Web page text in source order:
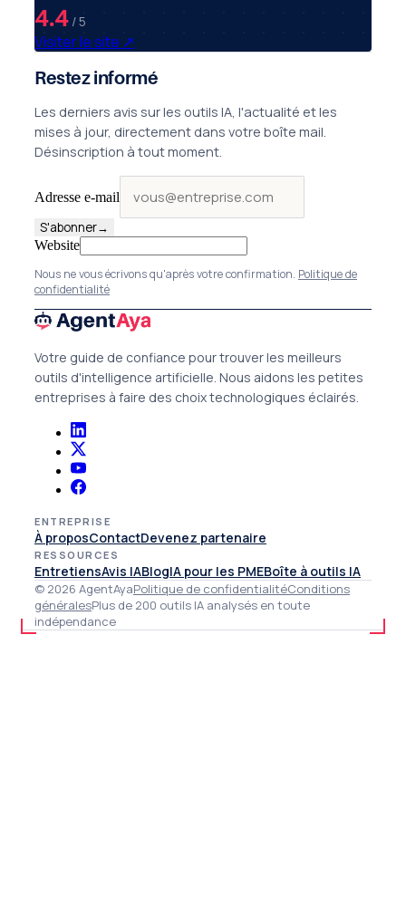
4.4 / 5
Visiter le site ↗
Restez informé
Les derniers avis sur les outils IA, l'actualité et les
mises à jour, directement dans votre boîte mail.
Désinscription à tout moment.
Adresse e-mail
S'abonner→
Website
Nous ne vous écrivons qu'après votre confirmation. Politique de
confidentialité
Votre guide de confiance pour trouver les meilleurs
outils d'intelligence artificielle. Nous aidons les petites
entreprises à faire des choix technologiques éclairés.
ENTREPRISE
À proposContactDevenez partenaire
RESSOURCES
EntretiensAvis IABlogIA pour les PMEBoîte à outils IA
© 2026 AgentAyaPolitique de confidentialitéConditions
généralesPlus de 200 outils IA analysés en toute
indépendance